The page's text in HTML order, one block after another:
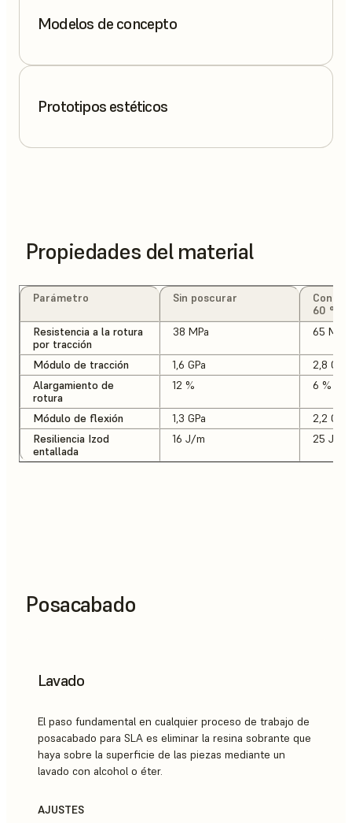
Modelos de concepto
Prototipos estéticos
Propiedades del material
Parámetro Sin poscurar
Con
60 °C
Resistencia a la rotura
por tracción
38 MPa 65 MPa
Módulo de tracción 1,6 GPa
2,8 GPa
Alargamiento de
rotura
12 % 6 %
Módulo de flexión 1,3 GPa
2,2 GPa
Resiliencia Izod
entallada
16 J/m 25 J/m
Posacabado
Lavado
El paso fundamental en cualquier proceso de trabajo de
posacabado para SLA es eliminar la resina sobrante que
haya sobre la superficie de las piezas mediante un
lavado con alcohol o éter.
AJUSTES